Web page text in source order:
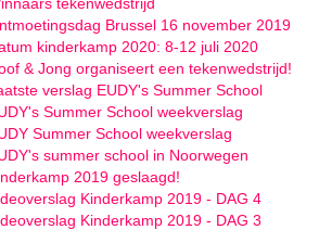
Brussel 16 november 2019
kinderkamp 2020: 8-12 juli 2020
& Jong organiseert een tekenwedstrijd!
verslag EUDY's Summer School
Summer School weekverslag
Summer School weekverslag
summer school in Noorwegen
2019 geslaagd!
Kinderkamp 2019 - DAG 4
Kinderkamp 2019 - DAG 3